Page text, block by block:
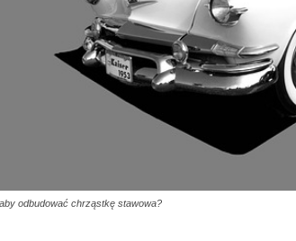
odbudować chrząstkę stawowa?